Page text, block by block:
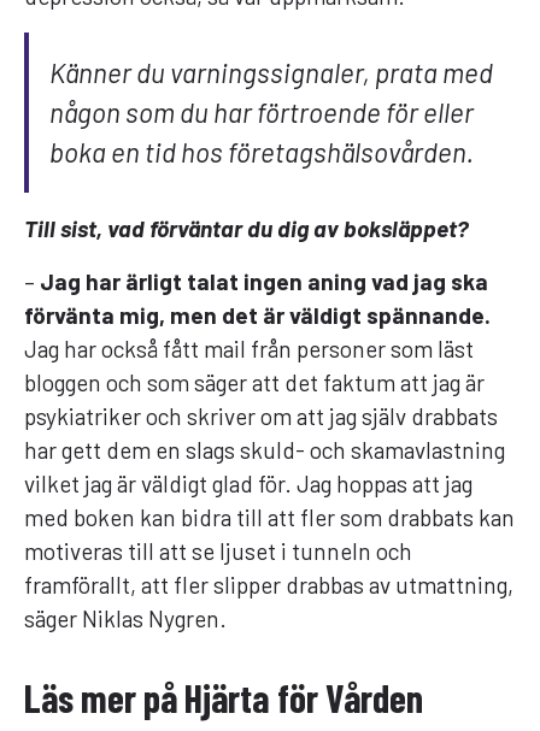
Känner du varningssignaler, prata med
någon som du har förtroende för eller
boka en tid hos företagshälsovården.
Till sist, vad förväntar du dig av boksläppet?
– Jag har ärligt talat ingen aning vad jag ska
förvänta mig, men det är väldigt spännande.
Jag har också fått mail från personer som läst
bloggen och som säger att det faktum att jag är
psykiatriker och skriver om att jag själv drabbats
har gett dem en slags skuld- och skamavlastning
vilket jag är väldigt glad för. Jag hoppas att jag
med boken kan bidra till att fler som drabbats kan
motiveras till att se ljuset i tunneln och
framförallt, att fler slipper drabbas av utmattning,
säger Niklas Nygren.
Läs mer på Hjärta för Vården